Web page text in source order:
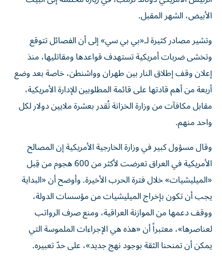
الأبيض، الشهر المقبل.
وتشير مصادر كثيرة لـ«بي بي سي» إلى أن الفصائل تتوقع
وتخشى ضربات أمريكية تستهدف قواعدها ومقاتليها، منذ
إعلان وقف إطلاق النار بين طهران وواشنطن، خاصة بعد وضع
أربعة من أهم قادتها على قائمة المطلوبين للإدارة الأمريكية،
مقابل مكافآت من وزارة الخزانة تُقدر بعشرة ملايين دولار لكل
واحد منهم.
وقال مسؤول كبير في وزارة الخارجية الأمريكية إن المصالح
الأمريكية في العراق تعرضت لأكثر من 600 هجوم من قِبل
«الميليشيات» خلال فترة الحرب الأخيرة. وأوضح أن «البداية
يجب أن تكون بإخراج الميليشيات من مؤسسات الدولة،
ووقف دعمها من الموازنة العراقية، ومنع صرف الرواتب
لعناصرها»، معتبراً أن «هذه هي الإجراءات الملموسة التي
يمكن أن تمنحنا الثقة بوجود نهج جديد»، على حدّ تعبيره.